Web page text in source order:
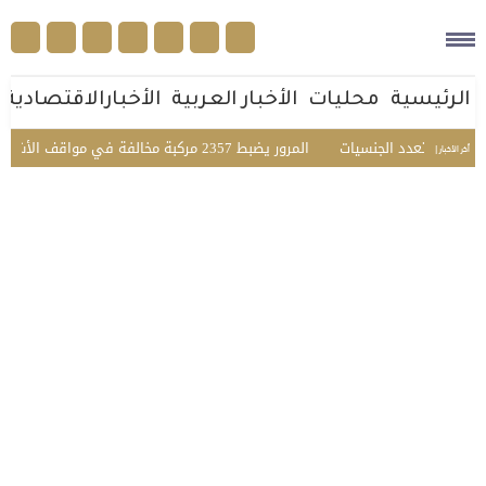
الرئيسية محليات الأخبار العربية الأخبارالاقتصادية
أخر الأخبار | المرور يضبط 2357 مركبة مخالفة في مواقف الأشخاص ذوي الإعاقة بمختلف مناطق المملكة متعدد الجنسيات